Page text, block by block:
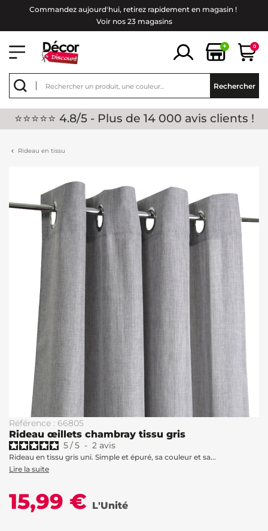
Commandez aujourd'hui, retirez rapidement en magasin !
Voir nos 23 magasins
+ 0
Rechercher
⭐⭐⭐⭐⭐ 4.8/5 - Plus de 14 000 avis clients !
Rideau en tissu
Référence : 66805
Rideau œillets chambray tissu gris
5/5 - 2 avis
Rideau en tissu gris uni. Simple et épuré, sa couleur et sa...
Lire la suite
15,99 € L'Unité